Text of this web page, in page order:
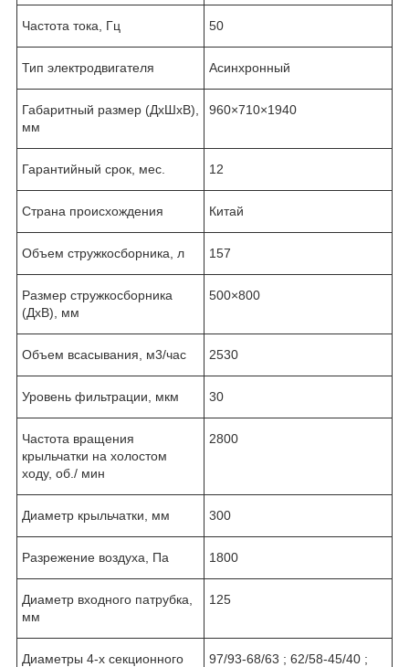
Частота тока, Гц 50
Тип электродвигателя Асинхронный
Габаритный размер (ДхШхВ),
мм
960×710×1940
Гарантийный срок, мес. 12
Страна происхождения Китай
Объем стружкосборника, л 157
Размер стружкосборника
(ДхВ), мм
500×800
Объем всасывания, м3/час 2530
Уровень фильтрации, мкм 30
Частота вращения
крыльчатки на холостом
ходу, об./ мин
2800
Диаметр крыльчатки, мм 300
Разрежение воздуха, Па 1800
Диаметр входного патрубка,
мм
125
Диаметры 4-х секционного 97/93-68/63 ; 62/58-45/40 ;